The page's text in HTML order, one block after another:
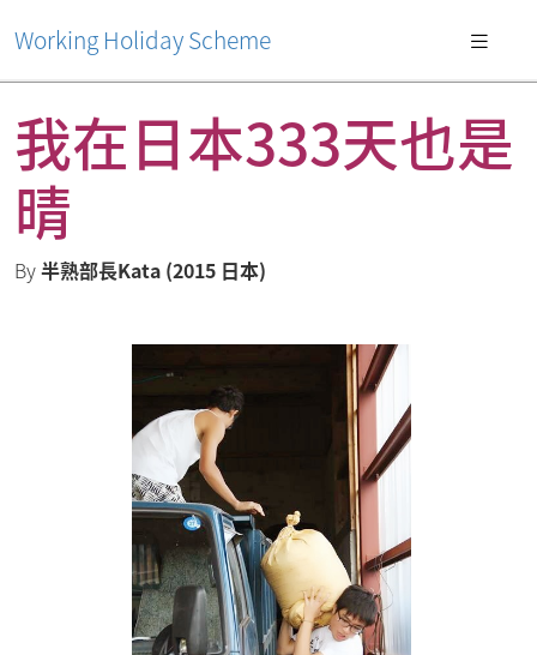
Working Holiday Scheme
我在日本333天也是
晴
By半熟部長Kata (2015 日本)